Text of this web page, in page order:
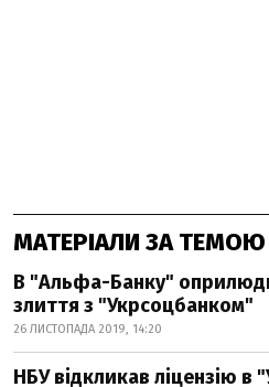
МАТЕРІАЛИ ЗА ТЕМОЮ
В "Альфа-Банку"
злиття з "Укрсоцбанком"
26 ЛИСТОПАДА 2019, 14:20
НБУ відкликав ліцензію в